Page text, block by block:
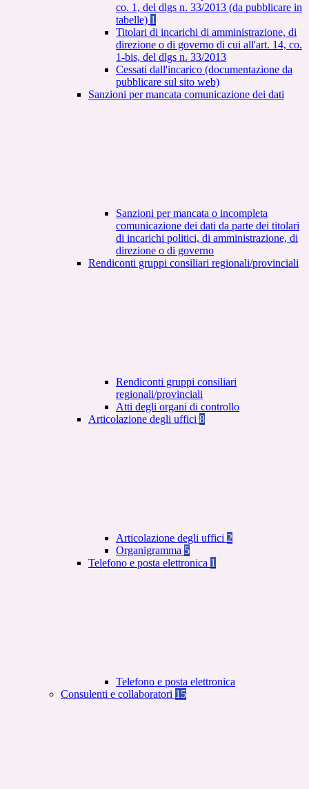
co. 1, del dlgs n. 33/2013 (da pubblicare in
tabelle) 1
Titolari di incarichi di amministrazione, di
direzione o di governo di cui all'art. 14, co.
1-bis, del dlgs n. 33/2013
Cessati dall'incarico (documentazione da
pubblicare sul sito web)
Sanzioni per mancata comunicazione dei dati
Sanzioni per mancata o incompleta
comunicazione dei dati da parte dei titolari
di incarichi politici, di amministrazione, di
direzione o di governo
Rendiconti gruppi consiliari regionali/provinciali
Rendiconti gruppi consiliari
regionali/provinciali
Atti degli organi di controllo
Articolazione degli uffici 8
Articolazione degli uffici 2
Organigramma 5
Telefono e posta elettronica 1
Telefono e posta elettronica
Consulenti e collaboratori 15